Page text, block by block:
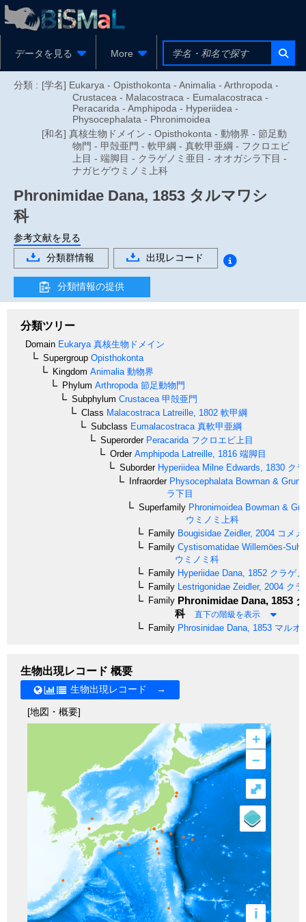
データを見る More
分類 : [学名] Eukarya - Opisthokonta - Animalia - Arthropoda -
Crustacea - Malacostraca - Eumalacostraca -
Peracarida - Amphipoda - Hyperiidea -
Physocephalata - Phronimoidea
[和名] 真核生物ドメイン - Opisthokonta - 動物界 - 節足動
物門 - 甲殻亜門 - 軟甲綱 - 真軟甲亜綱 - フクロエビ
上目 - 端脚目 - クラゲノミ亜目 - オオガシラ下目 -
ナガヒゲウミノミ上科
Phronimidae Dana, 1853 タルマワシ
科
参考文献を見る
分類群情報
出現レコード
分類情報の提供
分類ツリー
Domain Eukarya 真核生物ドメイン
Supergroup Opisthokonta
Kingdom Animalia 動物界
Phylum Arthropoda 節足動物門
Subphylum Crustacea 甲殻亜門
Class Malacostraca Latreille, 1802 軟甲綱
Subclass Eumalacostraca 真軟甲亜綱
SuperorderPeracarida フクロエビ上目
OrderAmphipoda Latreille, 1816 端脚目
SuborderHyperiidea Milne Edwards, 1830 ク
InfraorderPhysocephalata Bowman &
ラ下目
Superfamily Phronimoidea Bowman &
ウミノミ上科
Family Bougisidae Zeidler, 2004 コメ
Family Cystisomatidae Willemöes-
ウミノミ科
Family Hyperiidae Dana, 1852 クラゲ
Family Lestrigonidae Zeidler, 2004 ク
Family Phronimidae Dana, 1853
科
直下の階級を表示
Family Phrosinidae Dana, 1853 マルオ
生物出現レコード 概要
生物出現レコード →
[地図・概要]
+
–
i
⤢